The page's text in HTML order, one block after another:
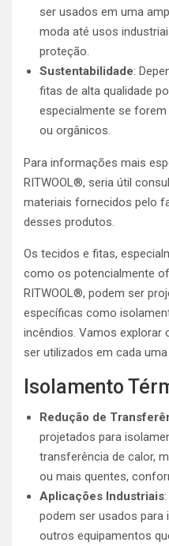
ser usados em uma
moda até usos
proteção.
Sustentabilidade:
fitas de alta qualidade
especialmente se
ou orgânicos.
Para informações mais
RITWOOL®, seria útil
materiais fornecidos pelo
desses produtos.
Os tecidos e fitas,
como os potencialmente
RITWOOL®, podem ser
específicas como
incêndios. Vamos explorar
ser utilizados em cada
Isolamento
Redução de
projetados para
transferência de calor,
ou mais quentes,
Aplicações Industriais
podem ser usados para
outros equipamentos